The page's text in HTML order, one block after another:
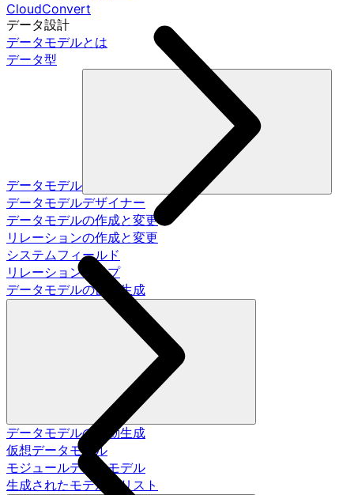
CloudConvert
データ設計
データモデルとは
データ型
データモデル
データモデルデザイナー
データモデルの作成と変更
リレーションの作成と変更
システムフィールド
リレーションタイプ
データモデルの自動生成
データモデルの自動生成
仮想データモデル
モジュールデータモデル
生成されたモデルのリスト